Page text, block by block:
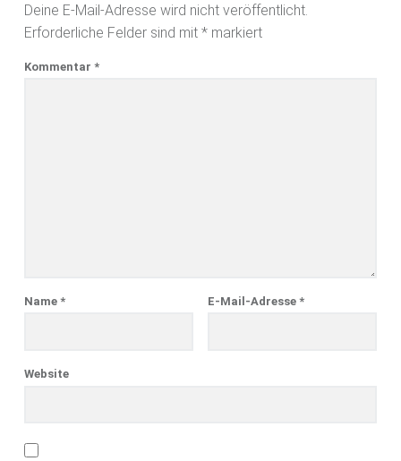
Deine E-Mail-Adresse wird nicht veröffentlicht.
Erforderliche Felder sind mit *markiert
Kommentar *
Name * E-Mail-Adresse *
Website